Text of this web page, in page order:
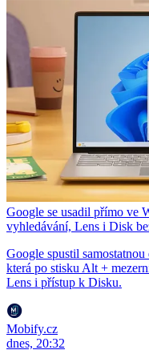
Google se usadil přímo ve
vyhledávání, Lens i Disk
Google spustil
která po stisku Alt +
Lens i přístup k Disku.
Mobify.cz
dnes, 20:32